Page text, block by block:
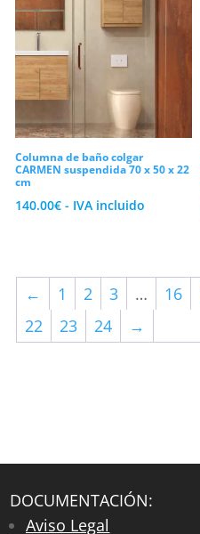
Columna de baño colgar
CARMEN suspendida 70 x 50 x 22
cm
140.00€ - IVA incluido
← 1 2 3 … 16
22
23 24 →
DOCUMENTACIÓN:
Aviso Legal